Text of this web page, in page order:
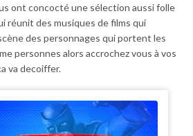
ont concocté une sélection aussi folle
réunit des musiques de films qui
des personnages qui portent les
personnes alors accrochez vous à vos
va decoiffer.